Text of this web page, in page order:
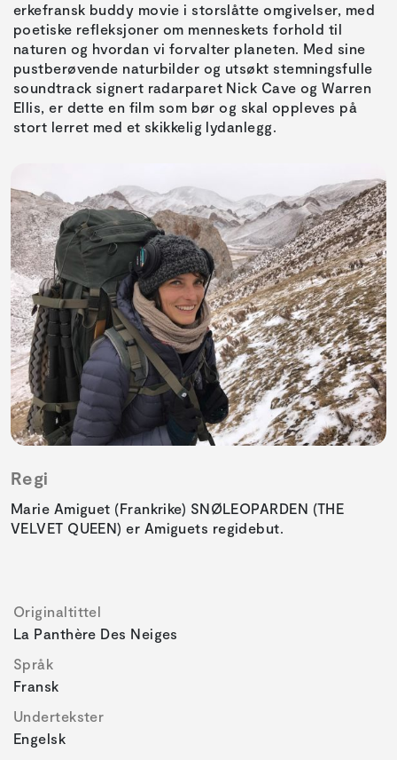
erkefransk buddy movie i storslåtte omgivelser, med
poetiske refleksjoner om menneskets forhold til
naturen og hvordan vi forvalter planeten. Med sine
pustberøvende naturbilder og utsøkt stemningsfulle
soundtrack signert radarparet Nick Cave og Warren
Ellis, er dette en film som bør og skal oppleves på
stort lerret med et skikkelig lydanlegg.
Regi
Marie Amiguet (Frankrike) SNØLEOPARDEN (THE
VELVET QUEEN) er Amiguets regidebut.
Originaltittel
La Panthère Des Neiges
Språk
Fransk
Undertekster
Engelsk